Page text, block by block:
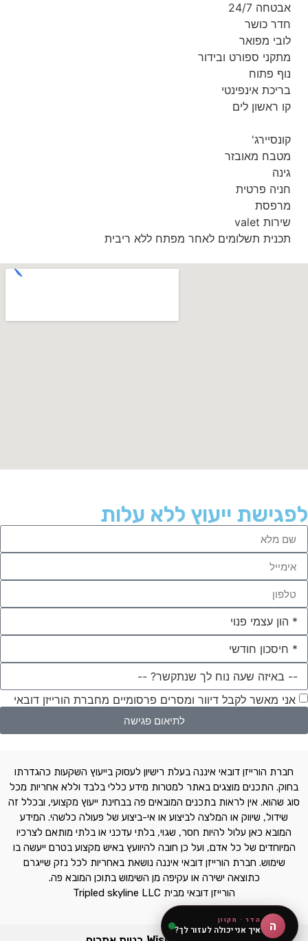
אבטחה 24/7
חדר כושר
לובי מפואר
מתקני ספורט ובידור
נוף פתוח
בריכת אינפינטי
קו ראשון לים
קונסיירג'
מטבח מאובזר
גינה
חניה פרטית
מרפסת
שירות valet
תכנית תשלומים לאחר מפתח ללא ריבית
לפגישת ייעוץ ללא עלות
אני מאשר לקבל דיוור ומסרים פרסומיים מחברת הורייזן דובאי
לתיאום פגישה
חברת הורייזן דובאי איננה בעלת רישיון לעסוק בייעוץ השקעות כהגדרתו
בחוק. התכנים מוצגים באתר למטרות מידע כללי בלבד וללא אחריות מכל
סוג שהוא. אין לראות בתכנים המובאים פה בבחינת ייעוץ מקצועי, ובכלל זה
שידול, שיווק או המלצה לביצוע או אי-ביצוע של פעולה כלשהי. המידע
המובא כאן עלול להיות חסר, שגוי, בלתי עדכני או בלתי מותאם לצרכיו
המיוחדים של כל אדם, ועל כן חובה להיוועץ באיש מקצוע בטרם ייעשה בו
שימוש. חברת הורייזן דובאי איננה נושאת באחריות לכל נזק שייגרם
כתוצאה ישירה או עקיפה מן השימוש בתוכן המובא פה.
הורייזן דובאי מבית Tripled skyline LLC
ה הדר · מקוון
איך אני יכולה לעזור לך?